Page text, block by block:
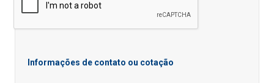
Informações de contato ou cotação